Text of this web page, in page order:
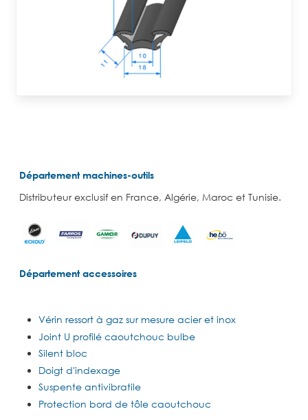
Département machines-outils
Distributeur exclusif en France, Algérie, Maroc et Tunisie.
Département accessoires
Vérin ressort à gaz sur mesure acier et inox
Joint U profilé caoutchouc bulbe
Silent bloc
Doigt d'indexage
Suspente antivibratile
Protection bord de tôle caoutchouc